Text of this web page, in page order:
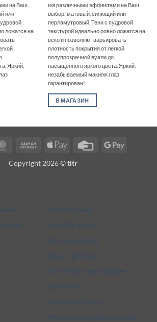
на Ваш
или
ложатся на
Яркий,
мя различными эффектами на Ваш
выбор: матовый, сияющий или
перламутровый. Тени с пудровой
текстурой идеально ровно ложатся на
веко и позволяют варьировать
плотность покрытия от легкой
полупрозрачной вуали до
насыщенного яркого цвета. Яркий,
незабываемый макияж глаз
гарантирован!
В МАГАЗИН
MasterCardCash
Delivery
Apple
Credit
Google
Copyright 2026 ©titr
Editorial Team
How We Work
Accuracy Policy
Sourcing Policy
Corrections and Updates
Contribute
Copyright Policy
Advertising and Sponsorship